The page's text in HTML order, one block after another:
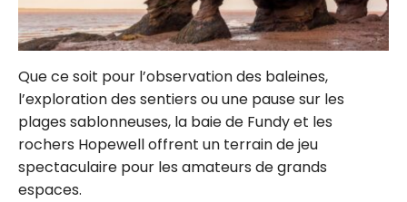
Que ce soit pour l’observation des baleines,
l’exploration des sentiers ou une pause sur les
plages sablonneuses, la baie de Fundy et les
rochers Hopewell offrent un terrain de jeu
spectaculaire pour les amateurs de grands
espaces.